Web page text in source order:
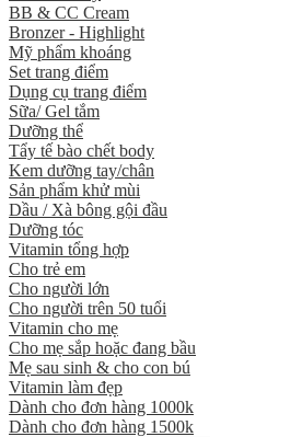
BB & CC Cream
Bronzer - Highlight
Mỹ phẩm khoáng
Set trang điểm
Dụng cụ trang điểm
Sữa/ Gel tắm
Dưỡng thể
Tẩy tế bào chết body
Kem dưỡng tay/chân
Sản phẩm khử mùi
Dầu / Xà bông gội đầu
Dưỡng tóc
Vitamin tổng hợp
Cho trẻ em
Cho người lớn
Cho người trên 50 tuổi
Vitamin cho mẹ
Cho mẹ sắp hoặc đang bầu
Mẹ sau sinh & cho con bú
Vitamin làm đẹp
Dành cho đơn hàng 1000k
Dành cho đơn hàng 1500k